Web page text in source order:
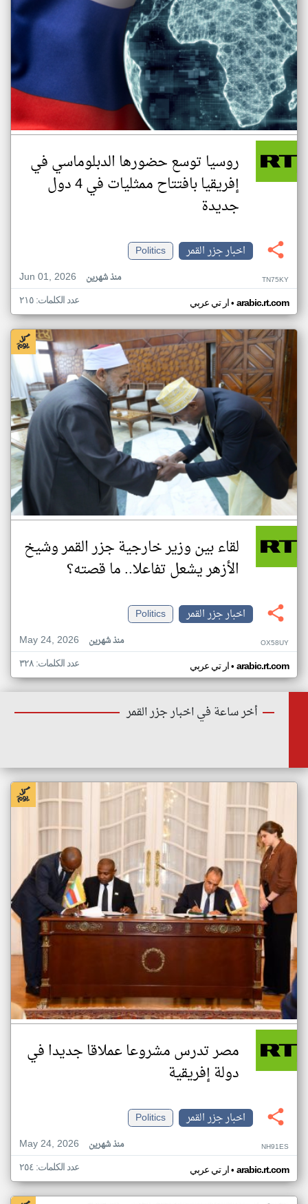
روسيا توسع حضورها الدبلوماسي في
إفريقيا بافتتاح ممثليات في 4 دول
جديدة
اخبار جزر القمر
Politics
Jun 01, 2026
منذ شهرين TN75KY
ار تي عربي• arabic.rt.com عدد الكلمات: ٢١٥
لقاء بين وزير خارجية جزر القمر وشيخ
الأزهر يشعل تفاعلا.. ما قصته؟
اخبار جزر القمر
Politics
May 24, 2026
منذ شهرين OX58UY
ار تي عربي• arabic.rt.com عدد الكلمات: ٣٢٨
أخر ساعة في اخبار جزر القمر
مصر تدرس مشروعا عملاقا جديدا في
دولة إفريقية
اخبار جزر القمر
Politics
May 24, 2026
منذ شهرين NH91ES
ار تي عربي• arabic.rt.com عدد الكلمات: ٢٥٤